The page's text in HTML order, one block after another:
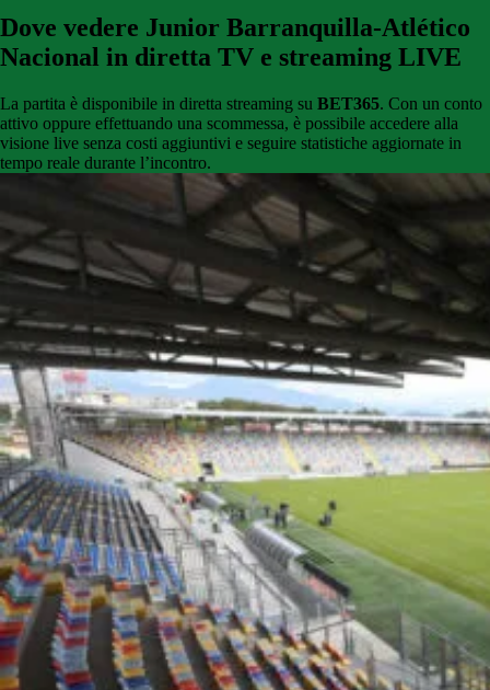
Dove vedere Junior Barranquilla-Atlético
Nacional in diretta TV e streaming LIVE
La partita è disponibile in diretta streaming su BET365. Con un conto
attivo oppure effettuando una scommessa, è possibile accedere alla
visione live senza costi aggiuntivi e seguire statistiche aggiornate in
tempo reale durante l’incontro.